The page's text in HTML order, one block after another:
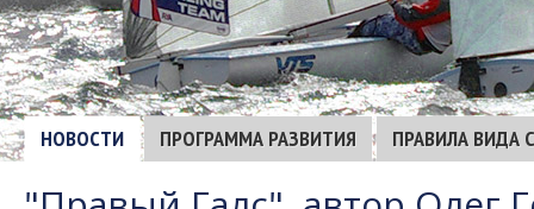
НОВОСТИ ПРОГРАММА РАЗВИТИЯ ПРАВИЛА ВИДА